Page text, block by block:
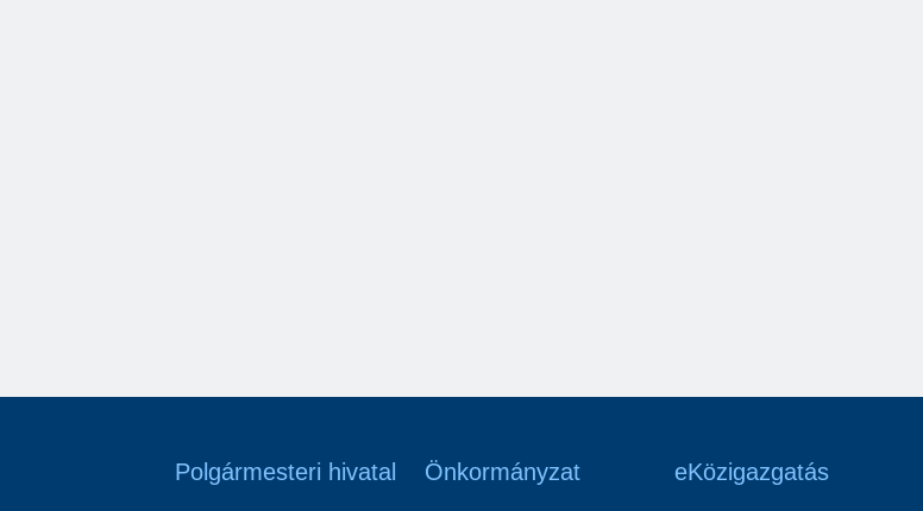
Polgármesteri hivatal Önkormányzat eKözigazgatás